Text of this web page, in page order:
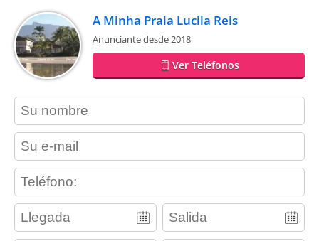
A Minha Praia Lucila Reis
Anunciante desde 2018
Ver Teléfonos
contact_name
contact_email
contact_phone